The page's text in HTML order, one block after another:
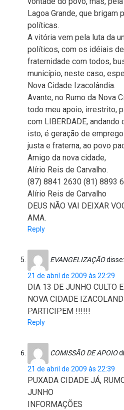
Lagoa Grande, que brigam
políticas.
A vitória vem pela luta da
políticos, com os idéiais
fraternidade com todos,
município, neste caso,
Nova Cidade Izacolândia.
Avante, no Rumo da Nova
todo meu apoio, irrestrito,
com LIBERDADE,
isto, é geração de
justa e fraterna, ao povo
Amigo da nova cidade,
Alírio Reis de Carvalho.
(87) 8841 2630 (81) 8893
Alírio Reis de Carvalho
DEUS NÃO VAI DEIXAR
AMA.
Reply
EVANGELIZAÇÃOdisse:
21 de abril de 2009 às 22:29
DIA 13 DE JUNHO CULTO
NOVA CIDADE
PARTICIPEM !!!!!!
Reply
COMISSÃO DE APOIO
21 de abril de 2009 às 22:39
PUXADA CIDADE JÁ,
JUNHO
INFORMAÇÕES